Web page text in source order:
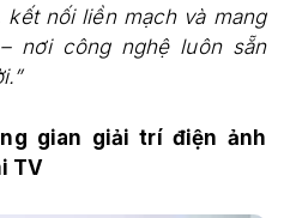
nối liền mạch và mang
nơi công nghệ luôn sẵn
gian giải trí điện ảnh
TV